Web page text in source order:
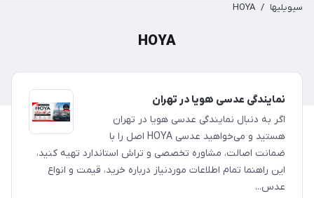
سیویلیها /
HOYA
HOYA
نمایندگی عدسی هویا در تهران
اگر به دنبال نمایندگی عدسی هویا در تهران
هستید و می‌خواهید عدسی HOYA اصل را با
ضمانت اصالت، مشاوره تخصصی و تراش استاندارد تهیه کنید،
این راهنما تمام اطلاعات موردنیاز درباره خرید، قیمت و انواع
عدس...